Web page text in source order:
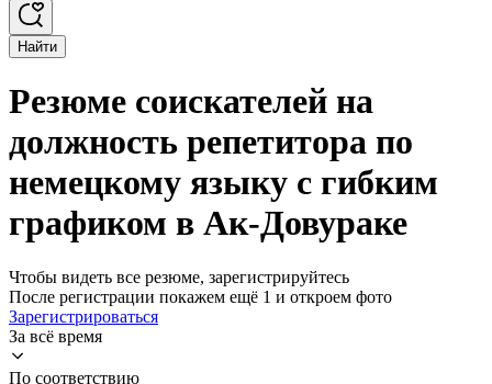
Найти
Резюме соискателей на
должность репетитора по
немецкому языку с гибким
графиком в Ак-Довураке
Чтобы видеть все резюме, зарегистрируйтесь
После регистрации покажем ещё 1 и откроем фото
Зарегистрироваться
За всё время
По соответствию